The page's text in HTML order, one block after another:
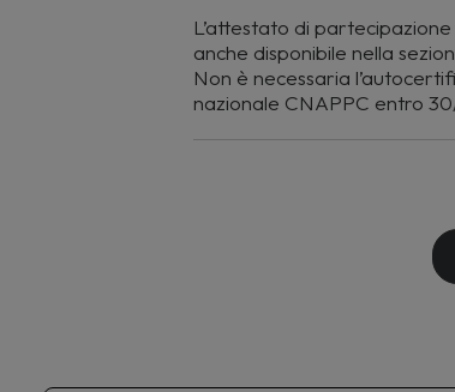
L’attestato di
anche disponibile nella
Non è necessaria
nazionale CNAPPC entro